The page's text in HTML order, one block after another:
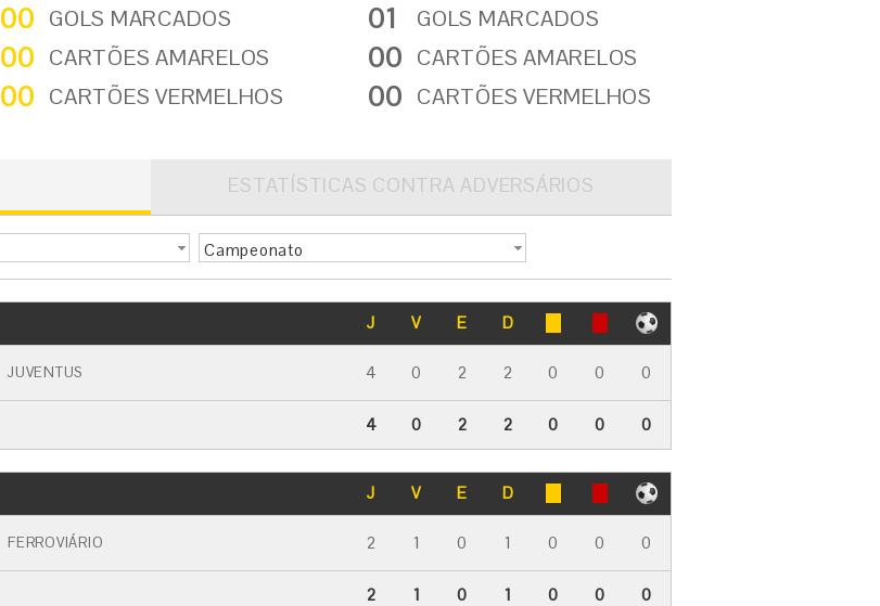
00 GOLS MARCADOS
00 CARTÕES AMARELOS
00 CARTÕES VERMELHOS
01 GOLS MARCADOS
00 CARTÕES AMARELOS
00 CARTÕES VERMELHOS
ESTATÍSTICAS CONTRA ADVERSÁRIOS
Campeonato
J V E D
JUVENTUS 4 0 2 2 0 0 0
4 0 2 2 0 0 0
J V E D
FERROVIÁRIO 2 1 0 1 0 0 0
2 1 0 1 0 0 0